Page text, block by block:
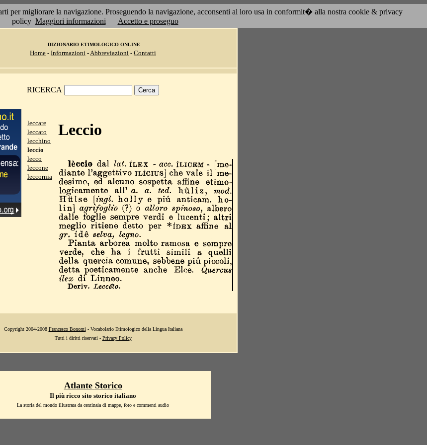
per migliorare la navigazione. Proseguendo la navigazione, acconsenti al loro usa in conformit� alla nostra cookie & privacy
policy Maggiori informazioni Accetto e proseguo
DIZIONARIO ETIMOLOGICO ONLINE
Home - Informazioni -Abbreviazioni - Contatti
RICERCA
leccare
leccato
lecchino
leccio
lecco
leccone
leccornia
Leccio
Copyright 2004-2008 Francesco Bonomi - Vocabolario Etimologico della Lingua Italiana
Tutti i diritti riservati - Privacy Policy
Atlante Storico
Il più ricco sito storico italiano
La storia del mondo illustrata da centinaia di mappe, foto e commenti audio